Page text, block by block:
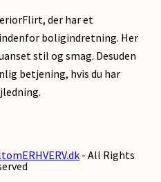
der har et
boligindretning. Her
stil og smag. Desuden
betjening, hvis du har
- All Rights